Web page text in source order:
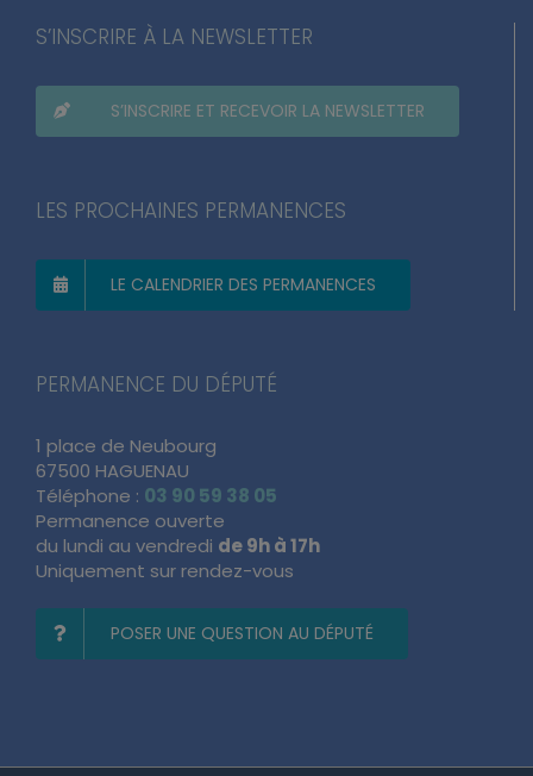
S’INSCRIRE À LA NEWSLETTER
S’INSCRIRE ET RECEVOIR LA NEWSLETTER
LES PROCHAINES PERMANENCES
LE CALENDRIER DES PERMANENCES
PERMANENCE DU DÉPUTÉ
1 place de Neubourg
67500 HAGUENAU
Téléphone : 03 90 59 38 05
Permanence ouverte
du lundi au vendredi de 9h à 17h
Uniquement sur rendez-vous
POSER UNE QUESTION AU DÉPUTÉ